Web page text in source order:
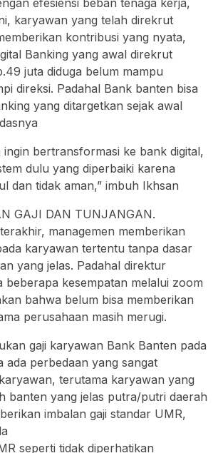
efesiensi beban tenaga kerja,
karyawan yang telah direkrut
kontribusi yang nyata,
Banking yang awal direkrut
juta diduga belum mampu
direksi. Padahal Bank banten bisa
yang ditargetkan sejak awal
ingin bertransformasi ke bank digital,
dulu yang diperbaiki karena
dan tidak aman,” imbuh Ikhsan
GAJI DAN TUNJANGAN.
managemen memberikan
karyawan tertentu tanpa dasar
yang jelas. Padahal direktur
beberapa kesempatan melalui zoom
bahwa belum bisa memberikan
perusahaan masih merugi.
gaji karyawan Bank Banten pada
ada perbedaan yang sangat
terutama karyawan yang
banten yang jelas putra/putri daerah
imbalan gaji standar UMR,
seperti tidak diperhatikan